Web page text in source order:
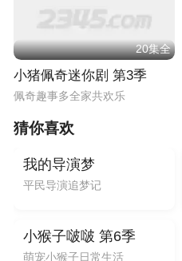
20集全
小猪佩奇迷你剧 第3季
佩奇趣事多全家共欢乐
猜你喜欢
电影
我的导演梦
平民导演追梦记
小猴子啵啵 第6季
萌宠小猴子日常生活